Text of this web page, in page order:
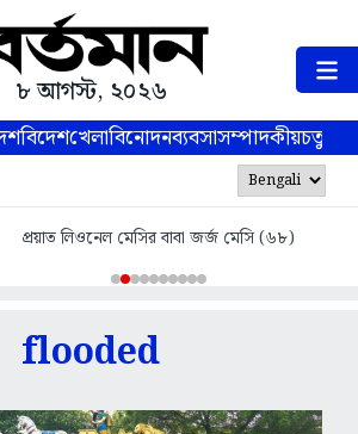
৮ আগস্ট, ২০২৬
বিদেশখেলাবিনোদনব্যবসাসম্পাদকীয়
প্রয়াত লিওনেল মেসির বাবা জর্জ মেসি (৬৮)
flooded